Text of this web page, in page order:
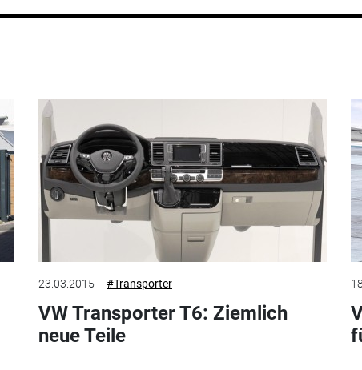
23.03.2015 #Transporter
VW Transporter T6: Ziemlich
neue Teile